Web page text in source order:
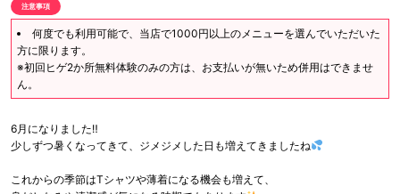
注意事項
何度でも利用可能で、当店で1000円以上のメニューを選んでいただいた
方に限ります。
※初回ヒゲ2か所無料体験のみの方は、お支払いが無いため併用はできませ
ん。
6月になりました‼
少しずつ暑くなってきて、ジメジメした日も増えてきましたね
これからの季節はTシャツや薄着になる機会も増えて、